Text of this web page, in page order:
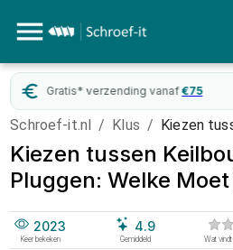
Gratis* verzending vanaf €75
Schroef-it.nl / Klus / Kiezen
Kiezen tussen
Pluggen: Welke
2023
Keer bekeken
4.9
Gemiddeld Wat vindt